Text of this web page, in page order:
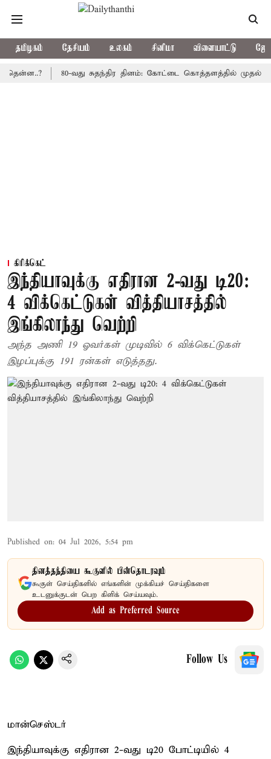
தமிழகம் தேசியம் உலகம் சினிமா விளையாட்டு
80-வது சுதந்திர தினம்: கோட்டை கொத்தளத்தில் முதல்
கிரிக்கெட்
இந்தியாவுக்கு எதிரான 2-வது டி20:
4 விக்கெட்டுகள் வித்தியாசத்தில்
இங்கிலாந்து வெற்றி
அந்த அணி 19 ஓவர்கள் முடிவில் 6 விக்கெட்டுகள்
இழப்புக்கு 191 ரன்கள் எடுத்தது.
Published on: 04 Jul 2026, 5:54 pm
தினத்தந்தியை கூகுளில் பின்தொடரவும்
கூகுள் செய்திகளில் எங்களின் முக்கியச் செய்திகளை
உடனுக்குடன் பெற கிளிக் செய்யவும்.
Add as Preferred Source
Follow Us
மான்செஸ்டர்
இந்தியாவுக்கு எதிரான 2-வது டி20 போட்டியில் 4